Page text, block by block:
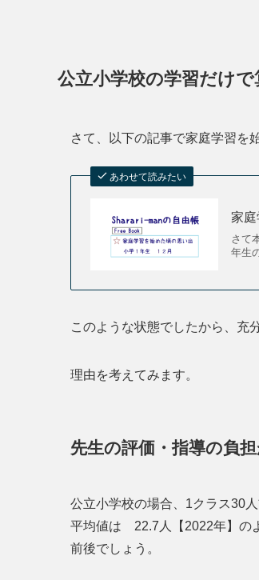
公立小学校の学習だけ
さて、以下の記事で家庭学習を
あわせて読みたい
家庭
さて
年生
このような状態でしたから、充
理由を考えてみます。
先生の評価・指導の負
公立小学校の場合、1クラス30
平均値は 22.7人【2022年】の
前後でしょう。